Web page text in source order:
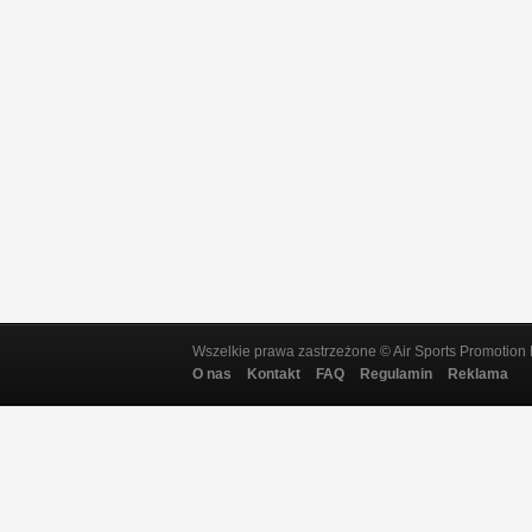
Wszelkie prawa zastrzeżone © Air Sports Promotion
O nas
Kontakt FAQ Regulamin Reklama